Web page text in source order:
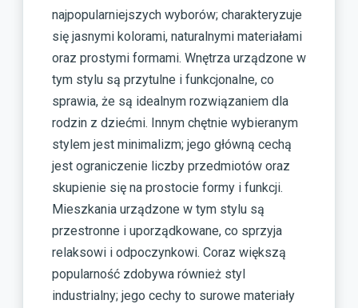
najpopularniejszych wyborów; charakteryzuje
się jasnymi kolorami, naturalnymi materiałami
oraz prostymi formami. Wnętrza urządzone w
tym stylu są przytulne i funkcjonalne, co
sprawia, że są idealnym rozwiązaniem dla
rodzin z dziećmi. Innym chętnie wybieranym
stylem jest minimalizm; jego główną cechą
jest ograniczenie liczby przedmiotów oraz
skupienie się na prostocie formy i funkcji.
Mieszkania urządzone w tym stylu są
przestronne i uporządkowane, co sprzyja
relaksowi i odpoczynkowi. Coraz większą
popularność zdobywa również styl
industrialny; jego cechy to surowe materiały